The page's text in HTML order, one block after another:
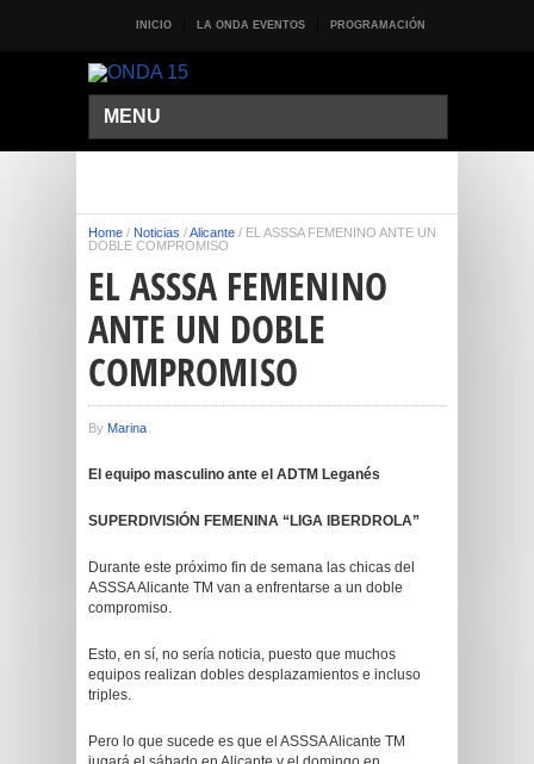
INICIO LA ONDA EVENTOS PROGRAMACIÓN
MENU
Home / Noticias /Alicante / EL ASSSA FEMENINO ANTE UN
DOBLE COMPROMISO
EL ASSSA FEMENINO
ANTE UN DOBLE
COMPROMISO
By Marina
El equipo masculino ante el ADTM Leganés
SUPERDIVISIÓN FEMENINA “LIGA IBERDROLA”
Durante este próximo fin de semana las chicas del
ASSSA Alicante TM van a enfrentarse a un doble
compromiso.
Esto, en sí, no sería noticia, puesto que muchos
equipos realizan dobles desplazamientos e incluso
triples.
Pero lo que sucede es que el ASSSA Alicante TM